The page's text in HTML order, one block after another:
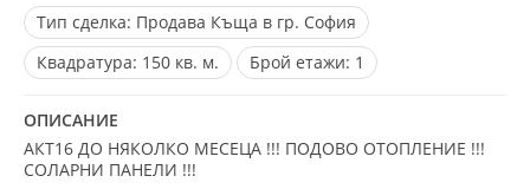
Тип сделка: Продава Къща в гр. София
Квадратура: 150 кв. м. Брой етажи: 1
ОПИСАНИЕ
АКТ16 ДО НЯКОЛКО МЕСЕЦА !!! ПОДОВО ОТОПЛЕНИЕ !!!
СОЛАРНИ ПАНЕЛИ !!!